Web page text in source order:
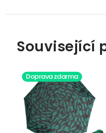
Související
Doprava zdarma